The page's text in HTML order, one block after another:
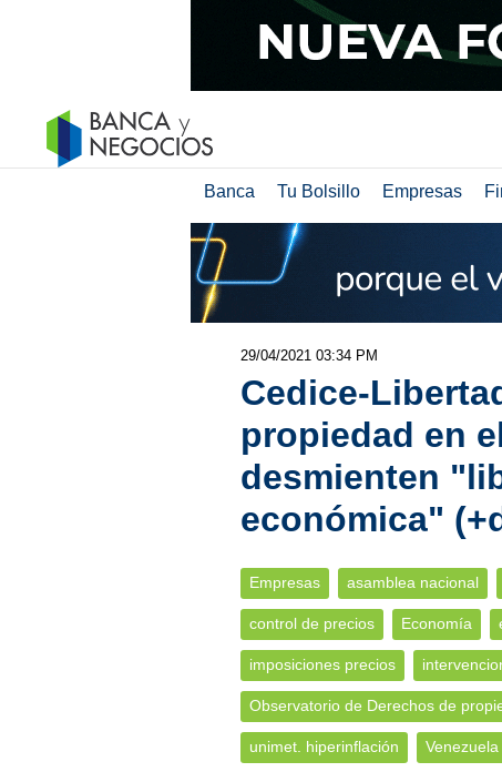
Banca Tu Bolsillo Empresas
29/04/2021 03:34 PM
Cedice-
propiedad en
desmienten
económica"
Empresas asamblea nacional
control de precios Economía
imposiciones precios
Observatorio de Derechos de
unimet. hiperinflación Venezuela